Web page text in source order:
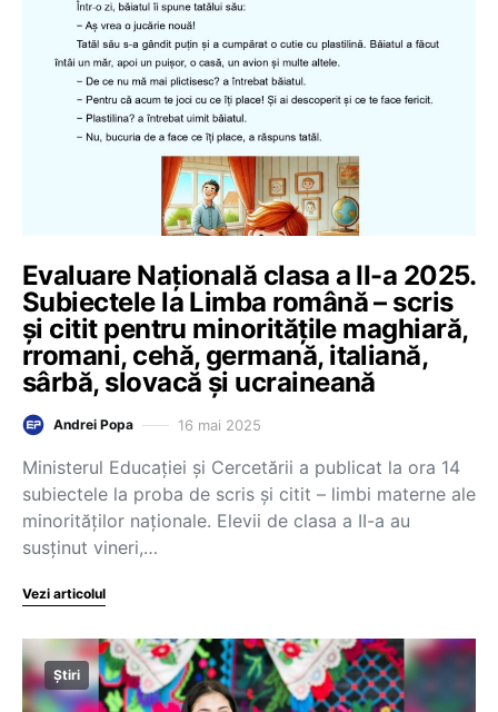
Evaluare Națională clasa a II-a 2025.
Subiectele la Limba română – scris
și citit pentru minoritățile maghiară,
rromani, cehă, germană, italiană,
sârbă, slovacă și ucraineană
Andrei Popa 16 mai 2025
Ministerul Educației și Cercetării a publicat la ora 14
subiectele la proba de scris și citit – limbi materne ale
minorităților naționale. Elevii de clasa a II-a au
susținut vineri,…
Vezi articolul
Știri